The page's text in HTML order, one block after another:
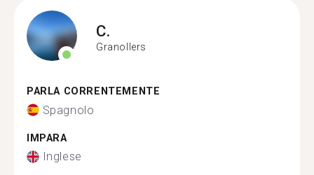
C.
Granollers
PARLA CORRENTEMENTE
Spagnolo
IMPARA
Inglese